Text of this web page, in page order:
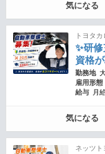
気になる
トヨタ
✨研
資格
勤務地
雇用形態
給与
月
気になる
ネッツ